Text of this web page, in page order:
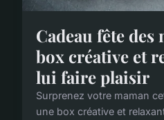
Cadeau fête des
box créative et
lui faire plaisir
Surprenez votre maman
une box créative et